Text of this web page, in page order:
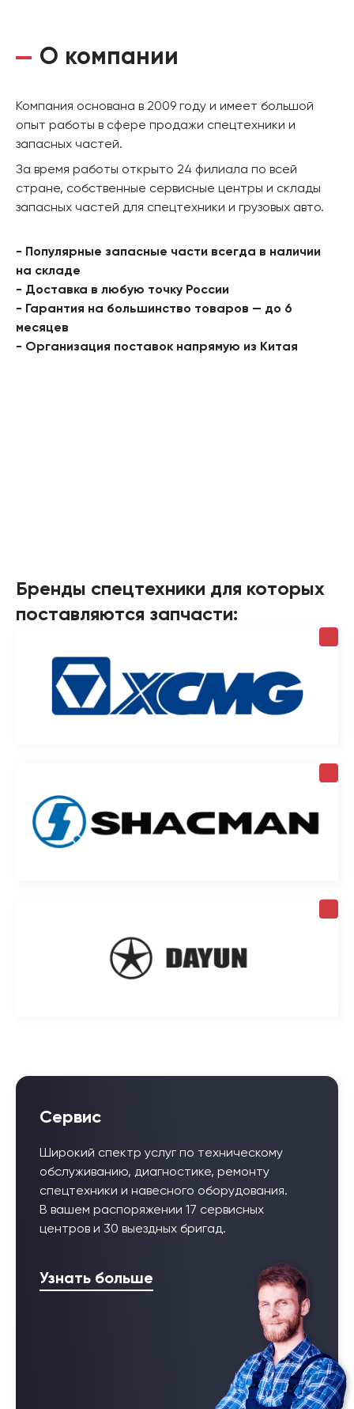
О компании
Компания основана в 2009 году и имеет большой
опыт работы в сфере продажи спецтехники и
запасных частей.
За время работы открыто 24 филиала по всей
стране, собственные сервисные центры и склады
запасных частей для спецтехники и грузовых авто.
- Популярные запасные части всегда в наличии
на складе
- Доставка в любую точку России
- Гарантия на большинство товаров — до 6
месяцев
- Организация поставок напрямую из Китая
Бренды спецтехники для которых
поставляются запчасти:
Сервис
Широкий спектр услуг по техническому
обслуживанию, диагностике, ремонту
спецтехники и навесного оборудования.
В вашем распоряжении 17 сервисных
центров и 30 выездных бригад.
Узнать больше